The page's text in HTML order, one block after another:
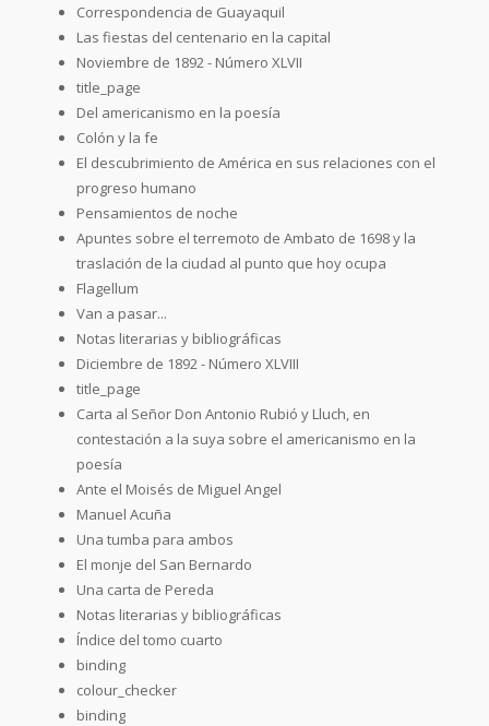
Correspondencia de Guayaquil
Las fiestas del centenario en la capital
Noviembre de 1892 - Número XLVII
title_page
Del americanismo en la poesía
Colón y la fe
El descubrimiento de América en sus relaciones con el
progreso humano
Pensamientos de noche
Apuntes sobre el terremoto de Ambato de 1698 y la
traslación de la ciudad al punto que hoy ocupa
Flagellum
Van a pasar...
Notas literarias y bibliográficas
Diciembre de 1892 - Número XLVIII
title_page
Carta al Señor Don Antonio Rubió y Lluch, en
contestación a la suya sobre el americanismo en la
poesía
Ante el Moisés de Miguel Angel
Manuel Acuña
Una tumba para ambos
El monje del San Bernardo
Una carta de Pereda
Notas literarias y bibliográficas
Índice del tomo cuarto
binding
colour_checker
binding